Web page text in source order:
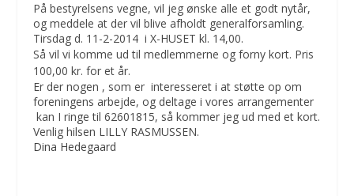
På bestyrelsens vegne, vil jeg ønske alle et godt nytår,
og meddele at der vil blive afholdt generalforsamling.
Tirsdag d. 11-2-2014 i X-HUSET kl. 14,00.
Så vil vi komme ud til medlemmerne og forny kort. Pris
100,00 kr. for et år.
Er der nogen , som er interesseret i at støtte op om
foreningens arbejde, og deltage i vores arrangementer
kan I ringe til 62601815, så kommer jeg ud med et kort.
Venlig hilsen LILLY RASMUSSEN.
Dina Hedegaard